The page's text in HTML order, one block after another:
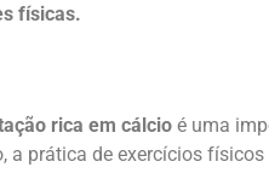
físicas.
rica em cálcio é uma
a prática de exercícios físicos